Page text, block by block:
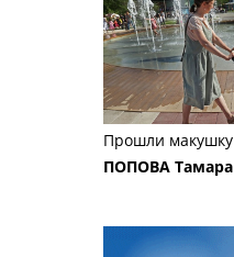
Прошли макушку
ПОПОВА Тамара